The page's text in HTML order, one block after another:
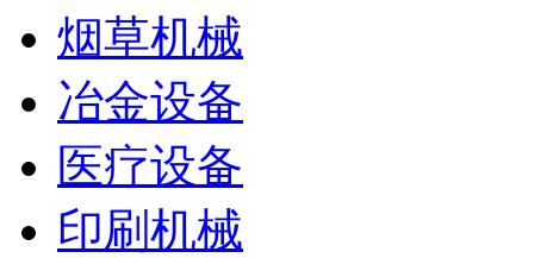
烟草机械
冶金设备
医疗设备
印刷机械